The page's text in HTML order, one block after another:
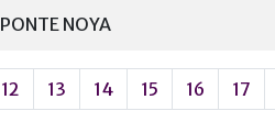
PONTE NOYA
12 13 14 15 16 17